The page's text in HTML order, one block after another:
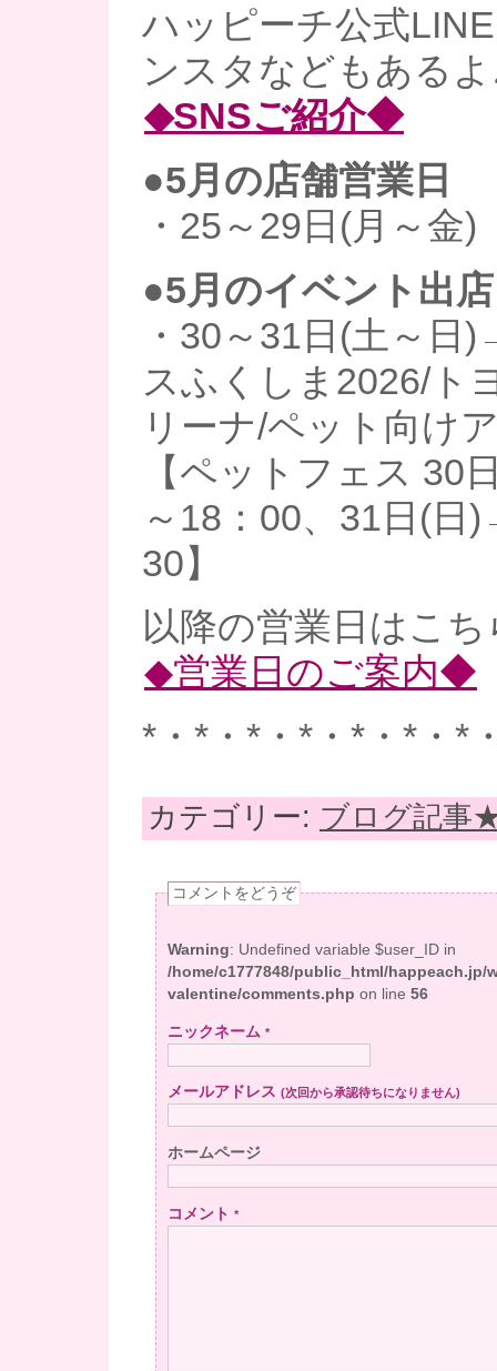
ハッピーチ公式
ンスタなどもある
◆SNSご紹介◆
●5月の店舗営業日
・25～29日(月～金)
●5月のイベント出店
・30～31日(土～日
スふくしま2026/ト
リーナ/ペット向け
【ペットフェス 30
～18：00、31日(日
30】
以降の営業日はこち
◆営業日のご案内◆
*・*・*・*・*・*・*
カテゴリー: ブログ記事
コメントをどうぞ
Warning
: Undefined variable $user_ID in
/home/c1777848/public_html/happeach.jp/
valentine/comments.php on line 56
ニックネーム *
メールアドレス (次回から承認待ちになりません)
ホームページ
コメント *